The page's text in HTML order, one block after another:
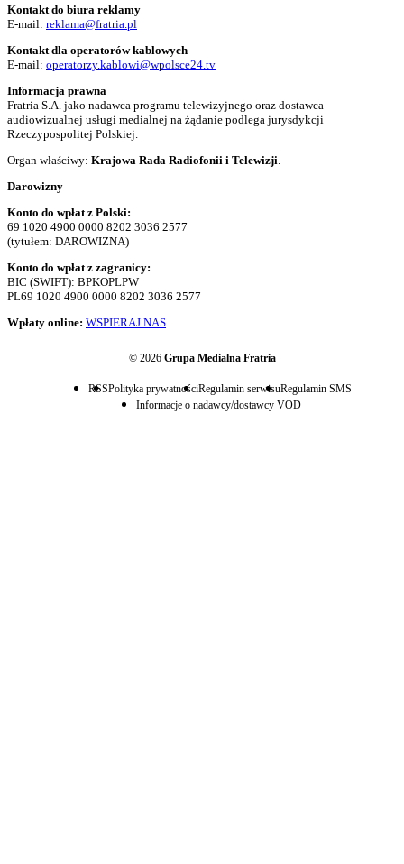
Kontakt do biura reklamy
E-mail: reklama@fratria.pl
Kontakt dla operatorów kablowych
E-mail: operatorzy.kablowi@wpolsce24.tv
Informacja prawna
Fratria S.A. jako nadawca programu telewizyjnego oraz dostawca
audiowizualnej usługi medialnej na żądanie podlega jurysdykcji
Rzeczypospolitej Polskiej.
Organ właściwy: Krajowa Rada Radiofonii i Telewizji.
Darowizny
Konto do wpłat z Polski:
69 1020 4900 0000 8202 3036 2577
(tytułem: DAROWIZNA)
Konto do wpłat z zagranicy:
BIC (SWIFT): BPKOPLPW
PL69 1020 4900 0000 8202 3036 2577
Wpłaty online: WSPIERAJ NAS
© 2026 Grupa Medialna Fratria
RSSPolityka prywatnościRegulamin serwisuRegulamin SMS
Informacje o nadawcy/dostawcy VOD